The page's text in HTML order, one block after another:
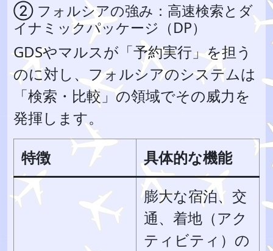
② フォルシアの強み：高速検索とダ
イナミックパッケージ（DP）
GDSやマルスが「予約実行」を担う
のに対し、フォルシアのシステムは
「検索・比較」の領域でその威力を
発揮します。
特徴
具体的な機能
膨大な宿泊、交
通、着地（アク
ティビティ）の